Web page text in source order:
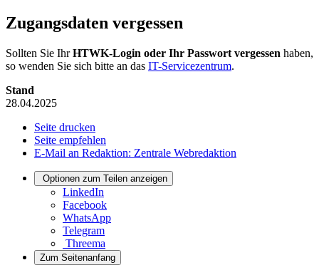
Zugangsdaten vergessen
Sollten Sie IhrHTWK-Login oder Ihr Passwort vergessen haben,
so wenden Sie sich bitte an das IT-Servicezentrum.
Stand
28.04.2025
Seite drucken
Seite empfehlen
E-Mail an Redaktion: Zentrale Webredaktion
Optionen zum Teilen anzeigen
LinkedIn
Facebook
WhatsApp
Telegram
Threema
Zum Seitenanfang